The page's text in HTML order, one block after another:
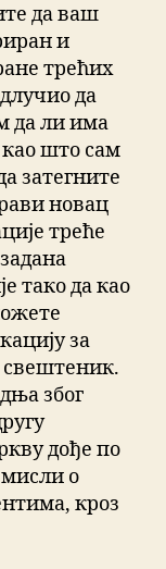
да ваш
и
трећих
да
да ли има
као што сам
затегните
новац
треће
тако да као
за
свештеник.
због
дође по
мисли о
кроз